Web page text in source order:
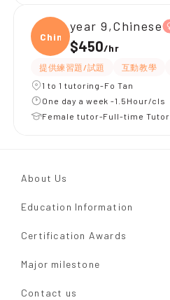
Chine
year 9,Chinese
$450/hr
提供練習題/試題 互動教學
1 to 1 tutoring-Fo Tan
One day a week -1.5Hour/cls
Female tutor-Full-time Tutor
About Us
Education Information
Certification Awards
Major milestone
Contact us